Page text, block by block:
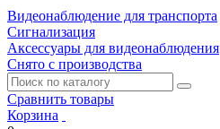
Видеонаблюдение для транспорта
Сигнализация
Аксессуары для видеонаблюдения
Снято с производства
Сравнить товары
Корзина